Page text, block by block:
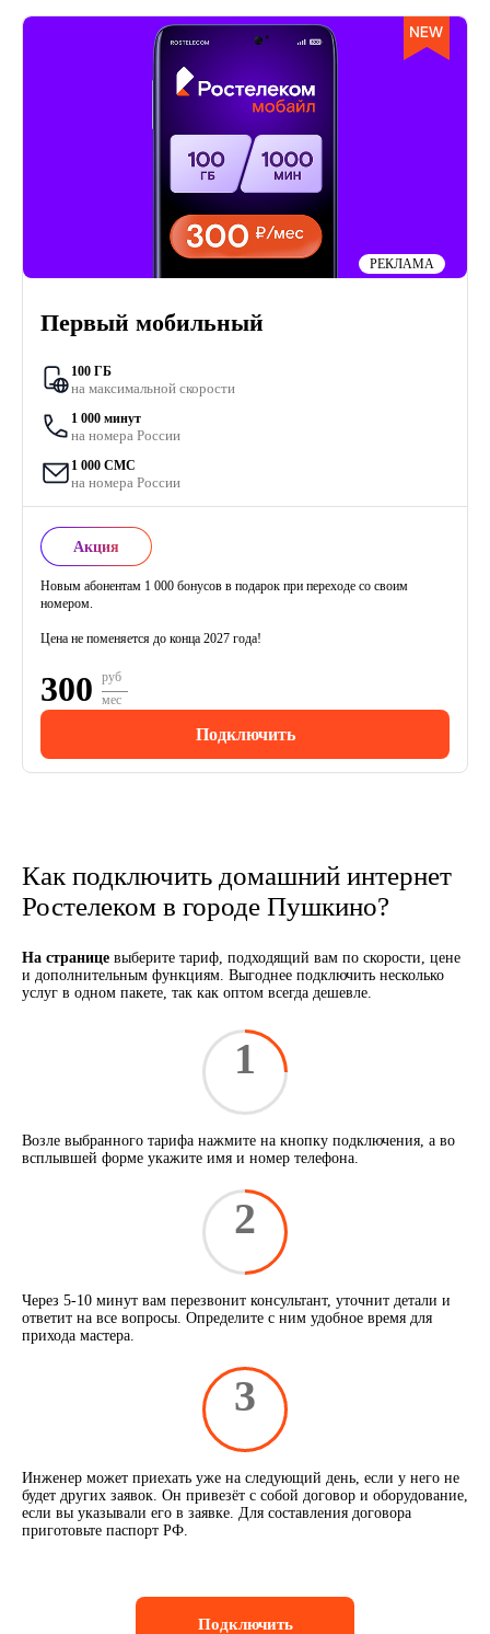
Первый мобильный
100 ГБ
на максимальной скорости
1 000 минут
на номера России
1 000 СМС
на номера России
Акция
Новым абонентам 1 000 бонусов в подарок при переходе со своим
номером.
Цена не поменяется до конца 2027 года!
300
руб
мес
Подключить
РЕКЛАМА
Как подключить домашний интернет
Ростелеком в городе Пушкино?
На странице выберите тариф, подходящий вам по скорости, цене
и дополнительным функциям. Выгоднее подключить несколько
услуг в одном пакете, так как оптом всегда дешевле.
1
Возле выбранного тарифа нажмите на кнопку подключения, а во
всплывшей форме укажите имя и номер телефона.
2
Через 5-10 минут вам перезвонит консультант, уточнит детали и
ответит на все вопросы. Определите с ним удобное время для
прихода мастера.
3
Инженер может приехать уже на следующий день, если у него не
будет других заявок. Он привезёт с собой договор и оборудование,
если вы указывали его в заявке. Для составления договора
приготовьте паспорт РФ.
Подключить